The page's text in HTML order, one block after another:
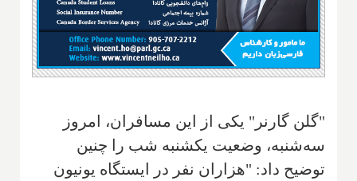
"گلن گارنر" یکی از این مسافران، امروز
سه‌شنبه، وضعیت یکشنبه شب را چنین
توضیح داد: "هزاران نفر در ایستگاه یونیون